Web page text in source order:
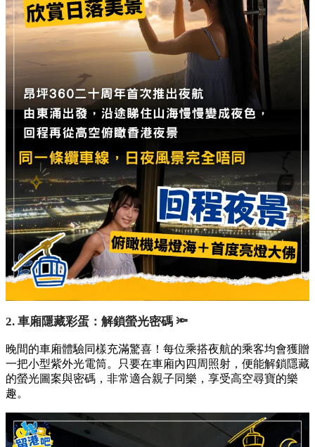
2. 車廂隱藏彩蛋：解鎖螢光密碼 🔦
晚間的車廂體驗同樣充滿驚喜！每位乘搭夜航的乘客均會獲贈
一把小型紫外光電筒。只要在車廂內四周照射，便能解鎖隱藏
的螢光圖案與密碼，非常適合親子同樂，享受高空尋寶的樂
趣。